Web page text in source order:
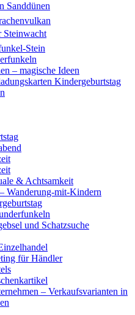
Sanddünen
Steinwacht
Stein
– magische Ideen
Kindergeburtstag
& Achtsamkeit
Wanderung-mit-Kindern
und Schatzsuche
für Händler
– Verkaufsvarianten in